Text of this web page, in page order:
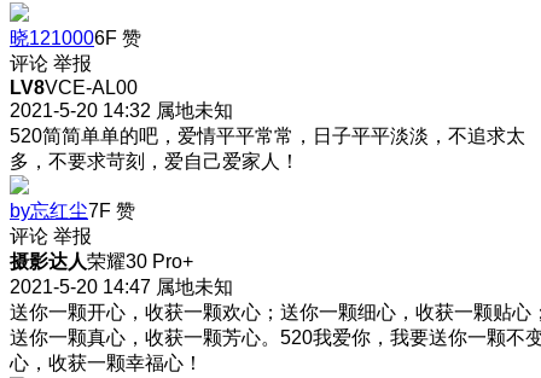
晓1210006F 赞
评论 举报
LV8VCE-AL00
2021-5-20 14:32 属地未知
520简简单单的吧，爱情平平常常，日子平平淡淡，不追求太
多，不要求苛刻，爱自己爱家人！
by忘红尘7F 赞
评论 举报
摄影达人荣耀30 Pro+
2021-5-20 14:47 属地未知
送你一颗开心，收获一颗欢心；送你一颗细心，收获一颗贴心
送你一颗真心，收获一颗芳心。520我爱你，我要送你一颗不
心，收获一颗幸福心！